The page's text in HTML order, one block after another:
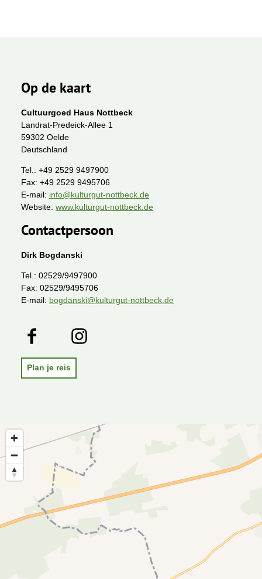
Op de kaart
Cultuurgoed Haus Nottbeck
Landrat-Predeick-Allee 1
59302 Oelde
Deutschland
Tel.: +49 2529 9497900
Fax: +49 2529 9495706
E-mail: info@kulturgut-nottbeck.de
Website: www.kulturgut-nottbeck.de
Contactpersoon
Dirk Bogdanski
Tel.: 02529/9497900
Fax: 02529/9495706
E-mail: bogdanski@kulturgut-nottbeck.de
F
c
e
b
I
n
s
a
Plan je reis